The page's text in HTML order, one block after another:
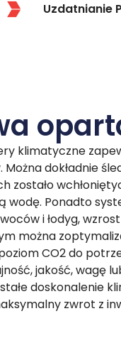
Uzdatnianie
klimatyczne
dokładnie
zostało
wodę. Ponadto
i łodyg,
można
CO2 do
jakość, wagę
doskonalenie
zwrot z